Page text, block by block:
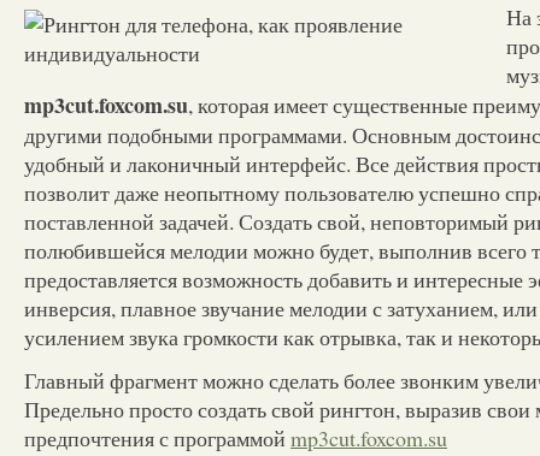
На
mp3cut.foxcom.su, которая имеет существенные
другими подобными программами. Основным
удобный и лаконичный интерфейс. Все действия
позволит даже неопытному пользователю успешно
поставленной задачей. Создать свой, неповторимый
полюбившейся мелодии можно будет, выполнив всего
предоставляется возможность добавить и интересные
инверсия, плавное звучание мелодии с затуханием,
усилением звука громкости как отрывка, так и
Главный фрагмент можно сделать более звонким
Предельно просто создать свой рингтон, выразив
предпочтения с программой mp3cut.foxcom.su